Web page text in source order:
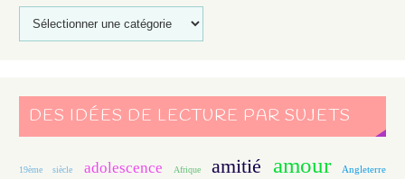
DES IDÉES DE LECTURE PAR SUJETS
19ème siècle adolescence Afrique amitié amour Angleterre